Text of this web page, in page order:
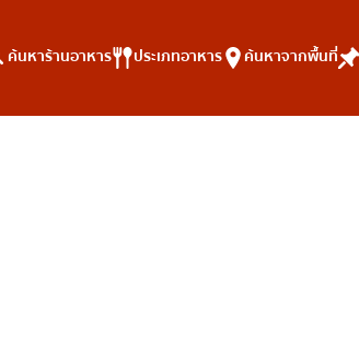
ค้นหาร้านอาหาร ประเภทอาหาร ค้นหาจากพื้นที่